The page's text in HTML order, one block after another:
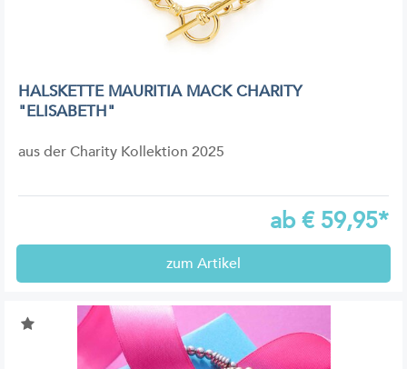
HALSKETTE MAURITIA MACK CHARITY
"ELISABETH"
aus der Charity Kollektion 2025
ab€ 59,95*
zum Artikel